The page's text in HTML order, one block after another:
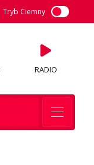
Tryb Ciemny
RADIO